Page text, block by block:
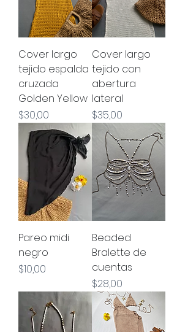
Cover largo
tejido espalda
cruzada
Golden Yellow
Precio
$30,00
Cover largo
tejido con
abertura
lateral
Precio
$35,00
Pareo midi
negro
Precio
$10,00
Beaded
Bralette de
cuentas
Precio
$28,00